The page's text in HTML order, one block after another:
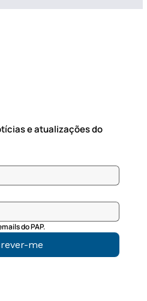
e atualizações do
do PAP.
me